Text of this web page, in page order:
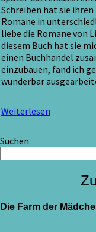
Schreiben hat sie
Romane in
liebe die Romane von
diesem Buch hat sie
einen Buchhandel
einzubauen, fand ich
wunderbar
Weiterlesen
Suchen
Die Farm der